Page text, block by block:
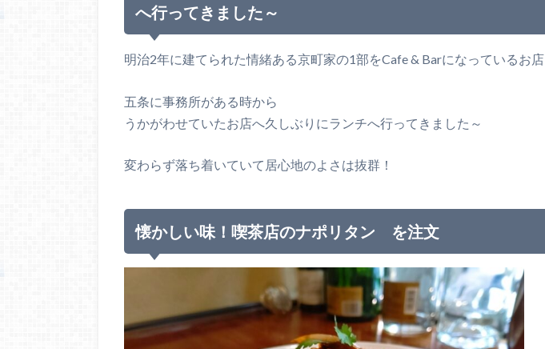
へ行ってきました～
明治2年に建てられた情緒ある京町家の1部をCafe & Barになっているお店
五条に事務所がある時から
うかがわせていたお店へ久しぶりにランチへ行ってきました～
変わらず落ち着いていて居心地のよさは抜群！
懐かしい味！喫茶店のナポリタン を注文